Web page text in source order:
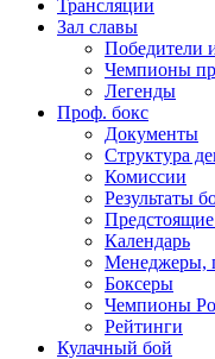
Трансляции
Зал славы
Победители
Чемпионы
Легенды
Проф. бокс
Документы
Структура
Комиссии
Результаты
Календарь
Менеджеры,
Боксеры
Чемпионы
Рейтинги
Кулачный бой